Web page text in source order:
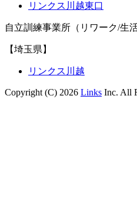
リンクス川越東口
自立訓練事業所（リワーク/生活
【埼玉県】
リンクス川越
Copyright (C) 2026 Links Inc. All